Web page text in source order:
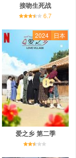
接吻生死战
6.7
2024 日本
爱之乡 第二季